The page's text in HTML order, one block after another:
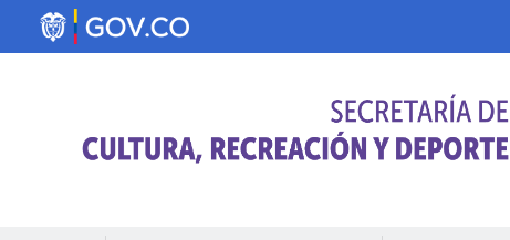
Pasar al contenido principal